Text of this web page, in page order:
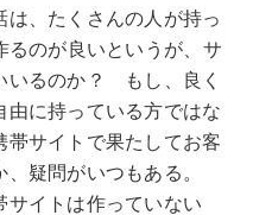
、たくさんの人が持っ
るのが良いというが、サ
いるのか？ もし、良く
に持っている方ではな
帯サイトで果たしてお客
、疑問がいつもある。
サイトは作っていない